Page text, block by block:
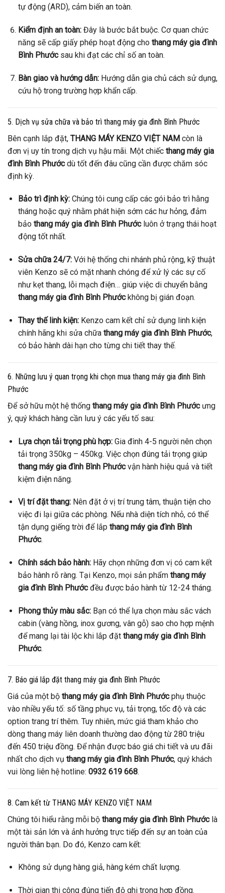
tự động (ARD), cảm biến an toàn.
Kiểm định an toàn:Đây là bước bắt buộc. Cơ quan chức
năng sẽ cấp giấy phép hoạt động cho thang máy gia đình
Bình Phướcsau khi đạt các chỉ số an toàn.
Bàn giao và hướng dẫn:Hướng dẫn gia chủ cách sử dụng,
cứu hộ trong trường hợp khẩn cấp.
5. Dịch vụ sửa chữa và bảo trì thang máy gia đình Bình Phước
Bên cạnh lắp đặt, THANG MÁY KENZO VIỆT NAM còn là
đơn vị uy tín trong dịch vụ hậu mãi. Một chiếc thang máy gia
đình Bình Phướcdù tốt đến đâu cũng cần được chăm sóc
định kỳ.
Bảo trì định kỳ:Chúng tôi cung cấp các gói bảo trì hằng
tháng hoặc quý nhằm phát hiện sớm các hư hỏng, đảm
bảo thang máy gia đình Bình Phướcluôn ở trạng thái hoạt
động tốt nhất.
Sửa chữa 24/7:Với hệ thống chi nhánh phủ rộng, kỹ thuật
viên Kenzo sẽ có mặt nhanh chóng để xử lý các sự cố
như kẹt thang, lỗi mạch điện… giúp việc di chuyển bằng
thang máy gia đình Bình Phướckhông bị gián đoạn.
Thay thế linh kiện:Kenzo cam kết chỉ sử dụng linh kiện
chính hãng khi sửa chữa thang máy gia đình Bình Phước,
có bảo hành dài hạn cho từng chi tiết thay thế.
6. Những lưu ý quan trọng khi chọn mua thang máy gia đình Bình
Phước
Để sở hữu một hệ thống thang máy gia đình Bình Phướcưng
ý, quý khách hàng cần lưu ý các yếu tố sau:
Lựa chọn tải trọng phù hợp:Gia đình 4-5 người nên chọn
tải trọng 350kg – 450kg. Việc chọn đúng tải trọng giúp
thang máy gia đình Bình Phướcvận hành hiệu quả và tiết
kiệm điện năng.
Vị trí đặt thang:Nên đặt ở vị trí trung tâm, thuận tiện cho
việc đi lại giữa các phòng. Nếu nhà diện tích nhỏ, có thể
tận dụng giếng trời để lắp thang máy gia đình Bình
Phước.
Chính sách bảo hành:Hãy chọn những đơn vị có cam kết
bảo hành rõ ràng. Tại Kenzo, mọi sản phẩm thang máy
gia đình Bình Phướcđều được bảo hành từ 12-24 tháng.
Phong thủy màu sắc:Bạn có thể lựa chọn màu sắc vách
cabin (vàng hồng, inox gương, vân gỗ) sao cho hợp mệnh
để mang lại tài lộc khi lắp đặt thang máy gia đình Bình
Phước.
7. Báo giá lắp đặt thang máy gia đình Bình Phước
Giá của một bộ thang máy gia đình Bình Phướcphụ thuộc
vào nhiều yếu tố: số tầng phục vụ, tải trọng, tốc độ và các
option trang trí thêm. Tuy nhiên, mức giá tham khảo cho
dòng thang máy liên doanh thường dao động từ 280 triệu
đến 450 triệu đồng. Để nhận được báo giá chi tiết và ưu đãi
nhất cho dịch vụ thang máy gia đình Bình Phước, quý khách
vui lòng liên hệ hotline: 0932 619 668.
8. Cam kết từ THANG MÁY KENZO VIỆT NAM
Chúng tôi hiểu rằng mỗi bộ thang máy gia đình Bình Phướclà
một tài sản lớn và ảnh hưởng trực tiếp đến sự an toàn của
người thân bạn. Do đó, Kenzo cam kết:
Không sử dụng hàng giả, hàng kém chất lượng.
Thời gian thi công đúng tiến độ ghi trong hợp đồng.